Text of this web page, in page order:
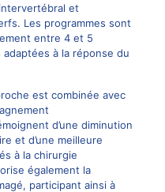
et
Les programmes sont
entre 4 et 5
à la réponse du
est combinée avec
d’une diminution
et d’une meilleure
à la chirurgie
également la
participant ainsi à